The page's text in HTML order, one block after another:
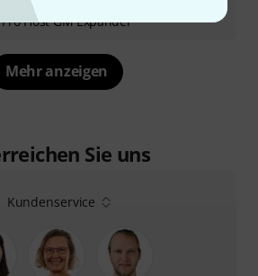
Host GM Expander
Mehr anzeigen
Sie uns
Kundenservice